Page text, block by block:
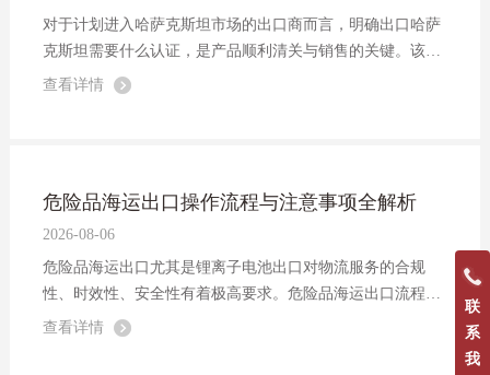
对于计划进入哈萨克斯坦市场的出口商而言，明确出口哈萨
克斯坦需要什么认证，是产品顺利清关与销售的关键。该国
准入体系以欧亚经济联盟（EAEU）的EAC认证为核心，搭
查看详情
危险品海运出口操作流程与注意事项全解析
2026-08-06
危险品海运出口尤其是锂离子电池出口对物流服务的合规
性、时效性、安全性有着极高要求。危险品海运出口流程有
哪些？有哪些注意事项，本文结合我司实操经验为出口企业
查看详情
联
系
我